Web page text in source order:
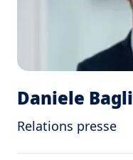
Daniele Bagli
Relations presse